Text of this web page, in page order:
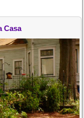
Casa